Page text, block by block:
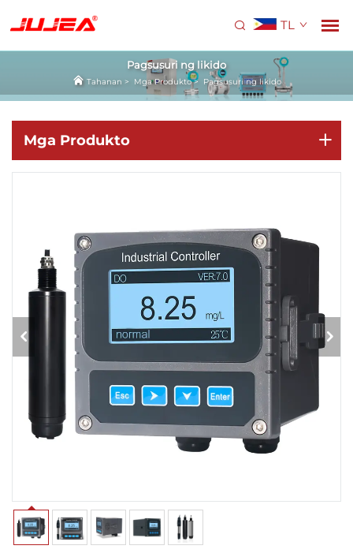
TL
Pagsusuri ng likido
Tahanan > Mga Produkto> Pagsusuri ng likido
Mga Produkto